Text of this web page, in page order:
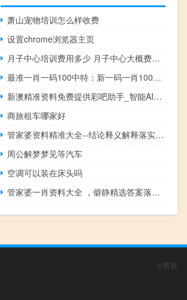
萧山宠物培训怎么样收费
设置chrome浏览器主页
月子中心培训费用多少 月子中心大概费用多少
最准一肖一码100中特：新一码一肖100准正版资料-老师解读分析落实-300.DS0.4
新澳精准资料免费提供彩吧助手_智能AI深度解析_文心一言5G.213.1.679
商旅租车哪家好
管家婆资料精准大全--结论释义解释落实--安装版v065.332
周公解梦梦见等汽车
空调可以装在床头吗
管家婆一肖资料大全 ，僻静精选答案落实_体验3A52.5
小男孩